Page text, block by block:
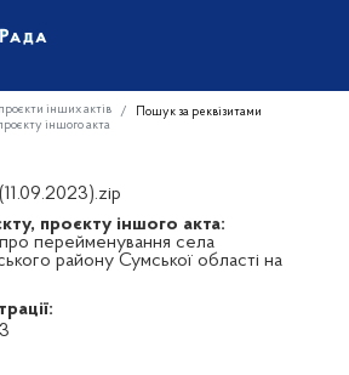
інших актів
Пошук за реквізитами
іншого акта
проєкту іншого акта:
перейменування села
району Сумської області на